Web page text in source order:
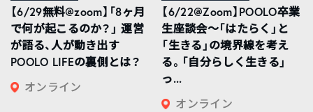
【6/29無料@zoom】「8ヶ月
で何が起こるのか？」 運営
が語る、人が動き出す
POOLO LIFEの裏側とは？
オンライン
【6/22@Zoom】POOLO卒業
生座談会〜「はたらく」と
「生きる」の境界線を考え
る。「自分らしく生きる」
っ...
オンライン